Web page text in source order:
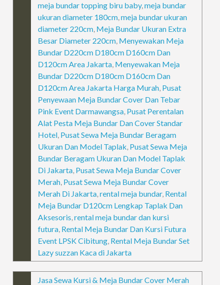
meja bundar topping biru baby,meja bundar
ukuran diameter 180cm,meja bundar ukuran
diameter 220cm, Meja Bundar Ukuran Extra
Besar Diameter 220cm, Menyewakan Meja
Bundar D220cm D180cm D160cm Dan
D120cm Area Jakarta, Menyewakan Meja
Bundar D220cm D180cm D160cm Dan
D120cm Area Jakarta Harga Murah, Pusat
Penyewaan Meja Bundar Cover Dan Tebar
Pink Event Darmawangsa, Pusat Perentalan
Alat Pesta Meja Bundar Dan Cover Standar
Hotel, Pusat Sewa Meja Bundar Beragam
Ukuran Dan Model Taplak, Pusat Sewa Meja
Bundar Beragam Ukuran Dan Model Taplak
Di Jakarta, Pusat Sewa Meja Bundar Cover
Merah, Pusat Sewa Meja Bundar Cover
Merah Di Jakarta,rental meja bundar, Rental
Meja Bundar D120cm Lengkap Taplak Dan
Aksesoris,rental meja bundar dan kursi
futura, Rental Meja Bundar Dan Kursi Futura
Event LPSK Cibitung, Rental Meja Bundar Set
Lazy suzzan Kaca di Jakarta
Jasa Sewa Kursi & Meja Bundar Cover Merah